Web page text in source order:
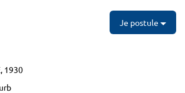
Je postule
1930